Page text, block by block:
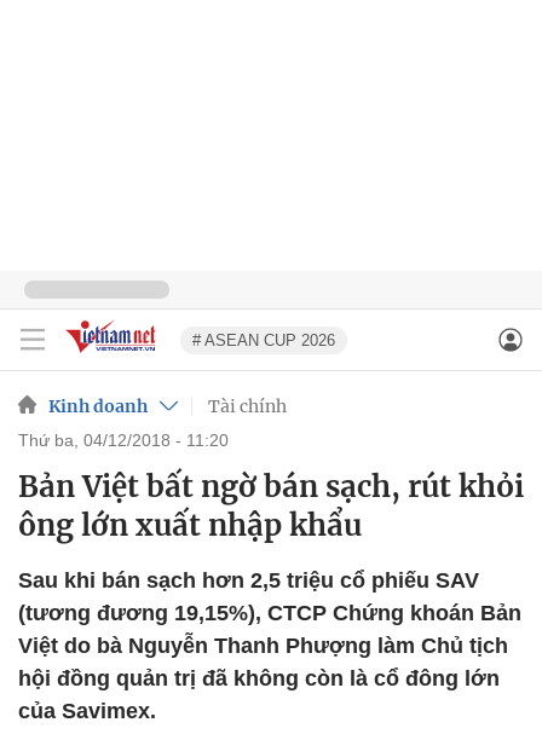
# ASEAN CUP 2026
Kinh doanh Tài chính
thứ ba, 04/12/2018 - 11:20
Bản Việt bất ngờ bán sạch, rút khỏi
ông lớn xuất nhập khẩu
Sau khi bán sạch hơn 2,5 triệu cổ phiếu SAV
(tương đương 19,15%), CTCP Chứng khoán Bản
Việt do bà Nguyễn Thanh Phượng làm Chủ tịch
hội đồng quản trị đã không còn là cổ đông lớn
của Savimex.